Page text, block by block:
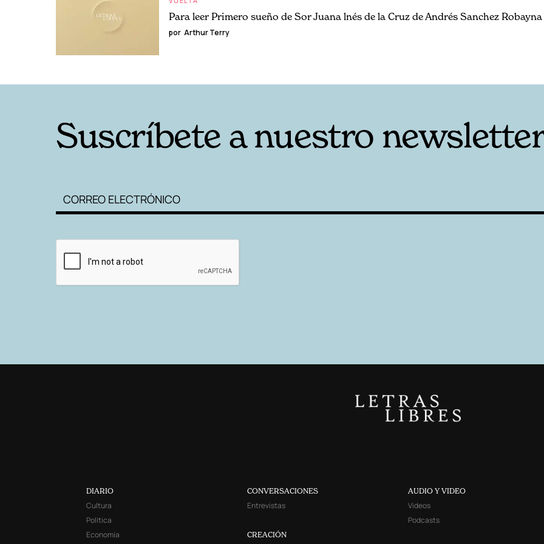
Para leer Primero sueño de Sor Juana lnés de la Cruz de Andrés Sanchez Robayna
por Arthur Terry
Suscríbete a nuestro
DIARIO
Cultura
Política
Economía
CONVERSACIONES
Entrevistas
CREACIÓN
AUDIO Y VIDEO
Videos
Podcasts